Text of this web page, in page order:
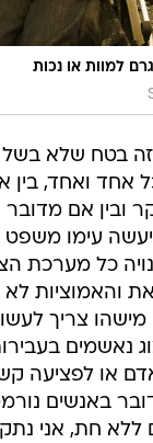
למוות או נכות
בטח שלא
אחד ואחד, בין
ובין אם מדובר
עימו
כל מערכת
והאמוציות
צריך
נאשמים
או לפציעה
באנשים
ללא חת, אני